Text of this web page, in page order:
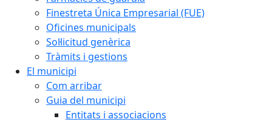
Finestreta Única Empresarial (FUE)
Oficines municipals
Sol·licitud genèrica
Tràmits i gestions
El municipi
Com arribar
Guia del municipi
Entitats i associacions